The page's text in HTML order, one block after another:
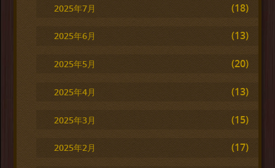
2025年7月 (18)
2025年6月 (13)
2025年5月 (20)
2025年4月 (13)
2025年3月 (15)
2025年2月 (17)